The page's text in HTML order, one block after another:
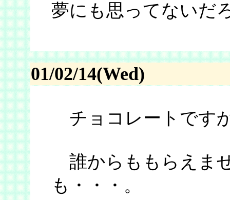
夢にも思ってないだ
01/02/14(Wed)
チョコレートです
誰からももらえま
も・・・。